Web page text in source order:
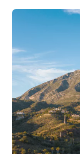
una amplia gama…